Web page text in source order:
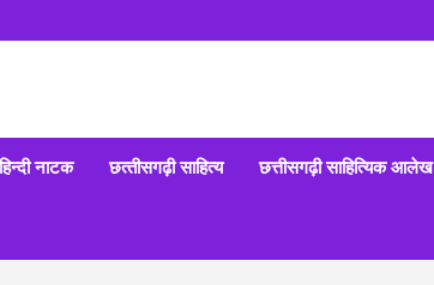
हिन्‍दी नाटक छत्‍तीसगढ़ी साहित्‍य छत्तीसगढ़ी साहित्यिक आलेख